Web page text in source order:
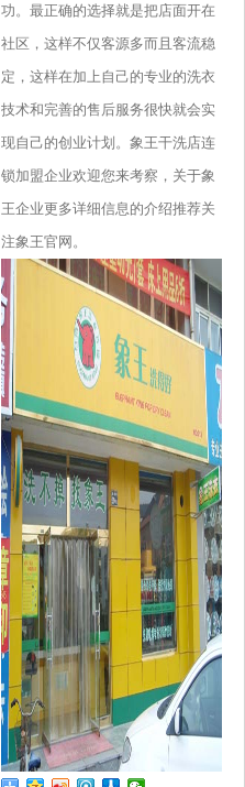
功。最正确的选择就是把店面开在
社区，这样不仅客源多而且客流稳
定，这样在加上自己的专业的洗衣
技术和完善的售后服务很快就会实
现自己的创业计划。象王干洗店连
锁加盟企业欢迎您来考察，关于象
王企业更多详细信息的介绍推荐关
注象王官网。